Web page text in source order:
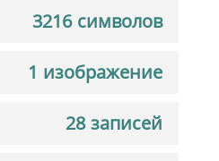
3216 символов
1 изображение
28 записей